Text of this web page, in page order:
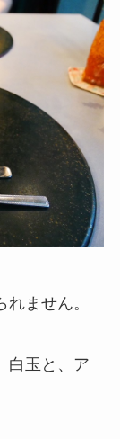
ません。
白玉と、ア